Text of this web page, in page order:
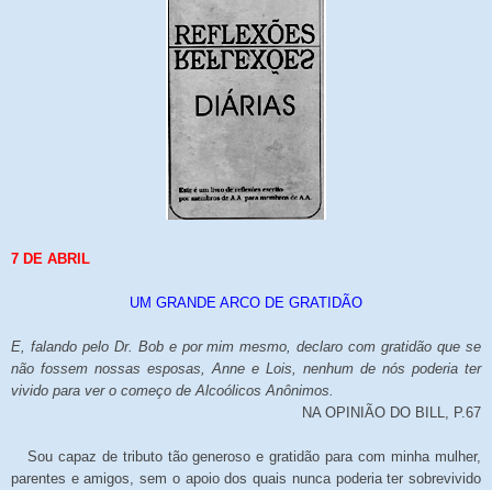
7 DE ABRIL
UM GRANDE ARCO DE GRATIDÃO
E, falando pelo Dr. Bob e por mim mesmo, declaro com gratidão que se
não fossem nossas esposas, Anne e Lois, nenhum de nós poderia ter
vivido para ver o começo de Alcoólicos Anônimos.
NA OPINIÃO DO BILL, P.67
Sou capaz de tributo tão generoso e gratidão para com minha mulher,
parentes e amigos, sem o apoio dos quais nunca poderia ter sobrevivido